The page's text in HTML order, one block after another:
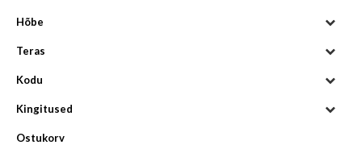
Hõbe
Teras
Kodu
Kingitused
Ostukorv